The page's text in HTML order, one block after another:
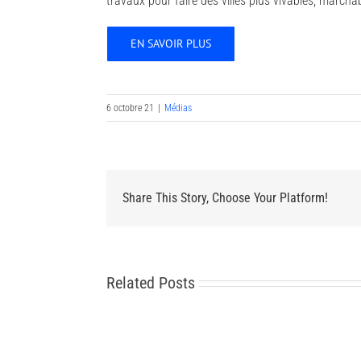
EN SAVOIR PLUS
6 octobre 21 | Médias
Share This Story, Choose Your Platform!
Related Posts